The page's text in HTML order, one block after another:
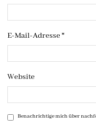
E-Mail-Adresse *
Website
Benachrichtige mich über